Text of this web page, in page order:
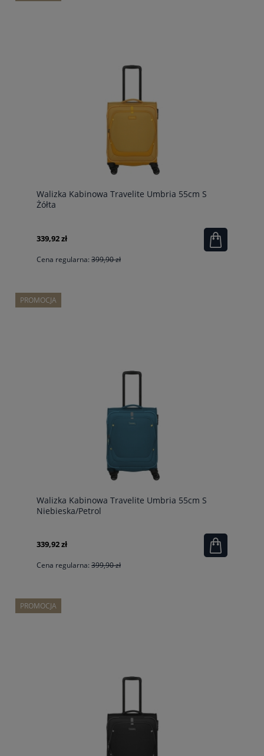
Walizka Kabinowa Travelite Umbria 55cm S
Żółta
339,92 zł
Cena regularna: 399,90 zł
Walizka Kabinowa Travelite Umbria 55cm S
Niebieska/Petrol
339,92 zł
Cena regularna: 399,90 zł
PROMOCJA
PROMOCJA